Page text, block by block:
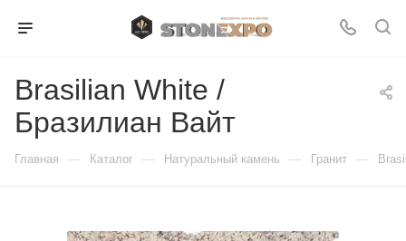
Brasilian White /
Бразилиан Вайт
Главная — Каталог — Натуральный камень — Гранит —